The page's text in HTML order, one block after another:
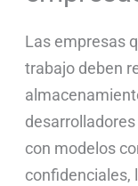
Las empresas
trabajo deben
con modelos
confidenciales,